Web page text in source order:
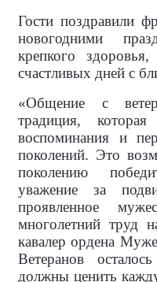
Гости поздравили
новогодними
крепкого
счастливых дней с
«Общение с
традиция,
воспоминания и
поколений. Это
поколению
уважение за
проявленное
многолетний труд
кавалер ордена
Ветеранов
должны ценить